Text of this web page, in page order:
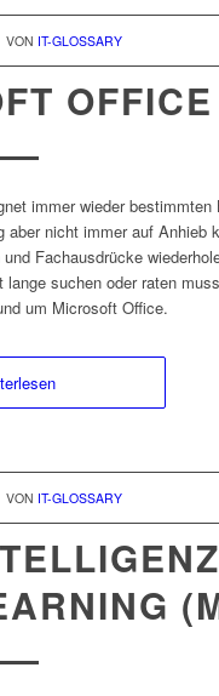
VON IT-GLOSSARY
OFFICE
immer wieder bestimmten
nicht immer auf Anhieb
Fachausdrücke
suchen oder raten
um Microsoft Office.
VON IT-GLOSSARY